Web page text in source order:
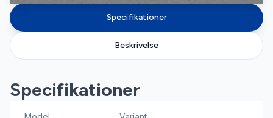
Specifikationer
Beskrivelse
Specifikationer